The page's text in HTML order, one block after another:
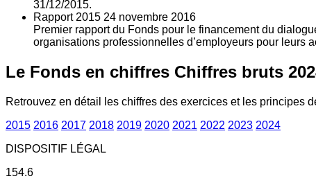
31/12/2015.
Rapport 2015 24 novembre 2016
Premier rapport du Fonds pour le financement du
organisations professionnelles d’employeurs pour leurs
Le Fonds en chiffres Chiffres bruts
Retrouvez en détail les chiffres des exercices et les principes
2015 2016 2017 2018 2019 2020 2021 2022 2023 2024
DISPOSITIF LÉGAL
154.6